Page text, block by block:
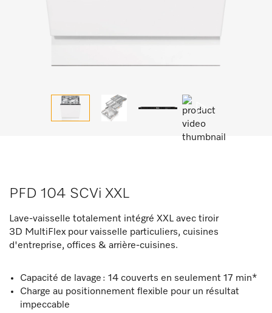
PFD 104 SCVi XXL
Lave-vaisselle totalement intégré XXL avec tiroir
3D MultiFlex pour vaisselle particuliers, cuisines
d'entreprise, offices & arrière-cuisines.
Capacité de lavage : 14 couverts en seulement 17 min*
Charge au positionnement flexible pour un résultat
impeccable